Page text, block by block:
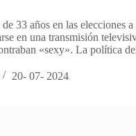
33 años en las elecciones
en una transmisión
«sexy». La política
20- 07- 2024